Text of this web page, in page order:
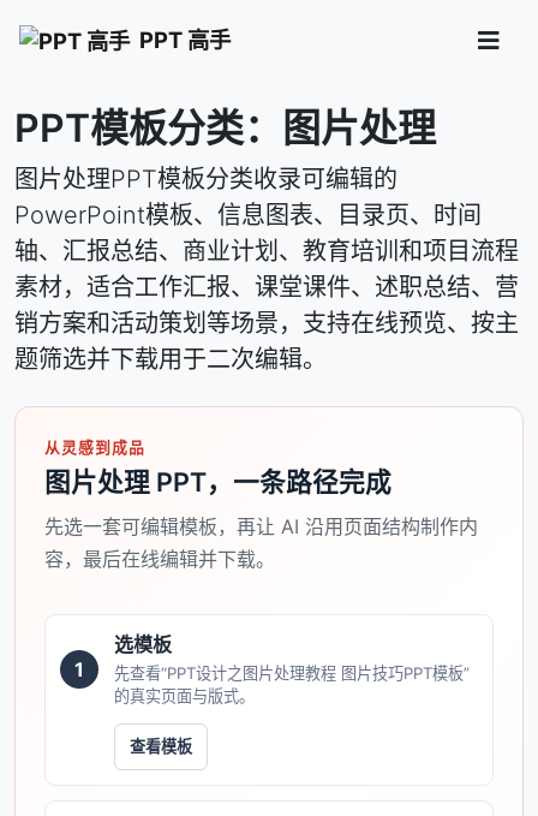
PPT 高手
PPT模板分类：图片处理
图片处理PPT模板分类收录可编辑的
PowerPoint模板、信息图表、目录页、时间
轴、汇报总结、商业计划、教育培训和项目流程
素材，适合工作汇报、课堂课件、述职总结、营
销方案和活动策划等场景，支持在线预览、按主
题筛选并下载用于二次编辑。
从灵感到成品
图片处理 PPT，一条路径完成
先选一套可编辑模板，再让 AI 沿用页面结构制作内
容，最后在线编辑并下载。
1
选模板
先查看“PPT设计之图片处理教程 图片技巧PPT模板”
的真实页面与版式。
查看模板